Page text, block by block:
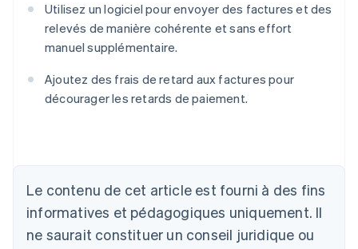
Utilisez un logiciel pour envoyer des factures et des
relevés de manière cohérente et sans effort
manuel supplémentaire.
Ajoutez des frais de retard aux factures pour
décourager les retards de paiement.
Le contenu de cet article est fourni à des fins
informatives et pédagogiques uniquement. Il
ne saurait constituer un conseil juridique ou
Allemagne
Belgique
Nederlands Français Deutsch English
Brésil
Português English